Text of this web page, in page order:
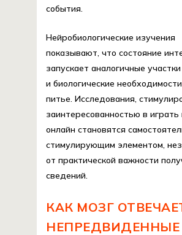
события.
Нейробиологические изучения
показывают, что состояние
запускает аналогичные
и биологические
питье. Исследования,
заинтересованностью в играть
онлайн становятся
стимулирующим элементом,
от практической важности
сведений.
КАК МОЗГ
НЕПРЕДВИДЕННЫЕ